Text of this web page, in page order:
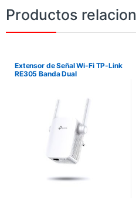
Productos
Extensor de Señal Wi-Fi TP-Link
RE305 Banda Dual